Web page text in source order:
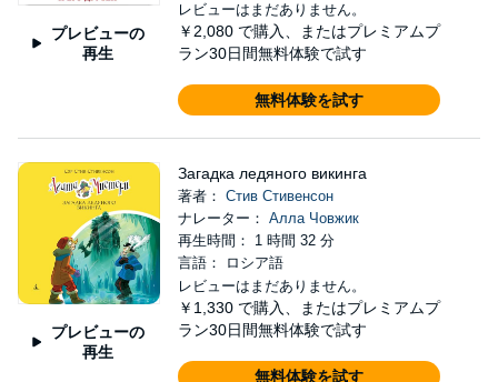
プレビューの
再生
レビューはまだありません。
￥2,080 で購入、またはプレミアムプ
ラン30日間無料体験で試す
無料体験を試す
プレビューの
再生
Загадка ледяного викинга
著者： Стив Стивенсон
ナレーター： Алла Човжик
再生時間： 1 時間 32 分
言語： ロシア語
レビューはまだありません。
￥1,330 で購入、またはプレミアムプ
ラン30日間無料体験で試す
無料体験を試す